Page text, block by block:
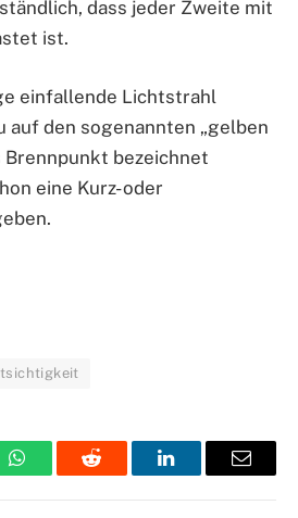
dass jeder Zweite mit
ist.
einfallende Lichtstrahl
auf den sogenannten „gelben
Brennpunkt bezeichnet
eine Kurz- oder
WhatsAppReddit LinkedInEmail